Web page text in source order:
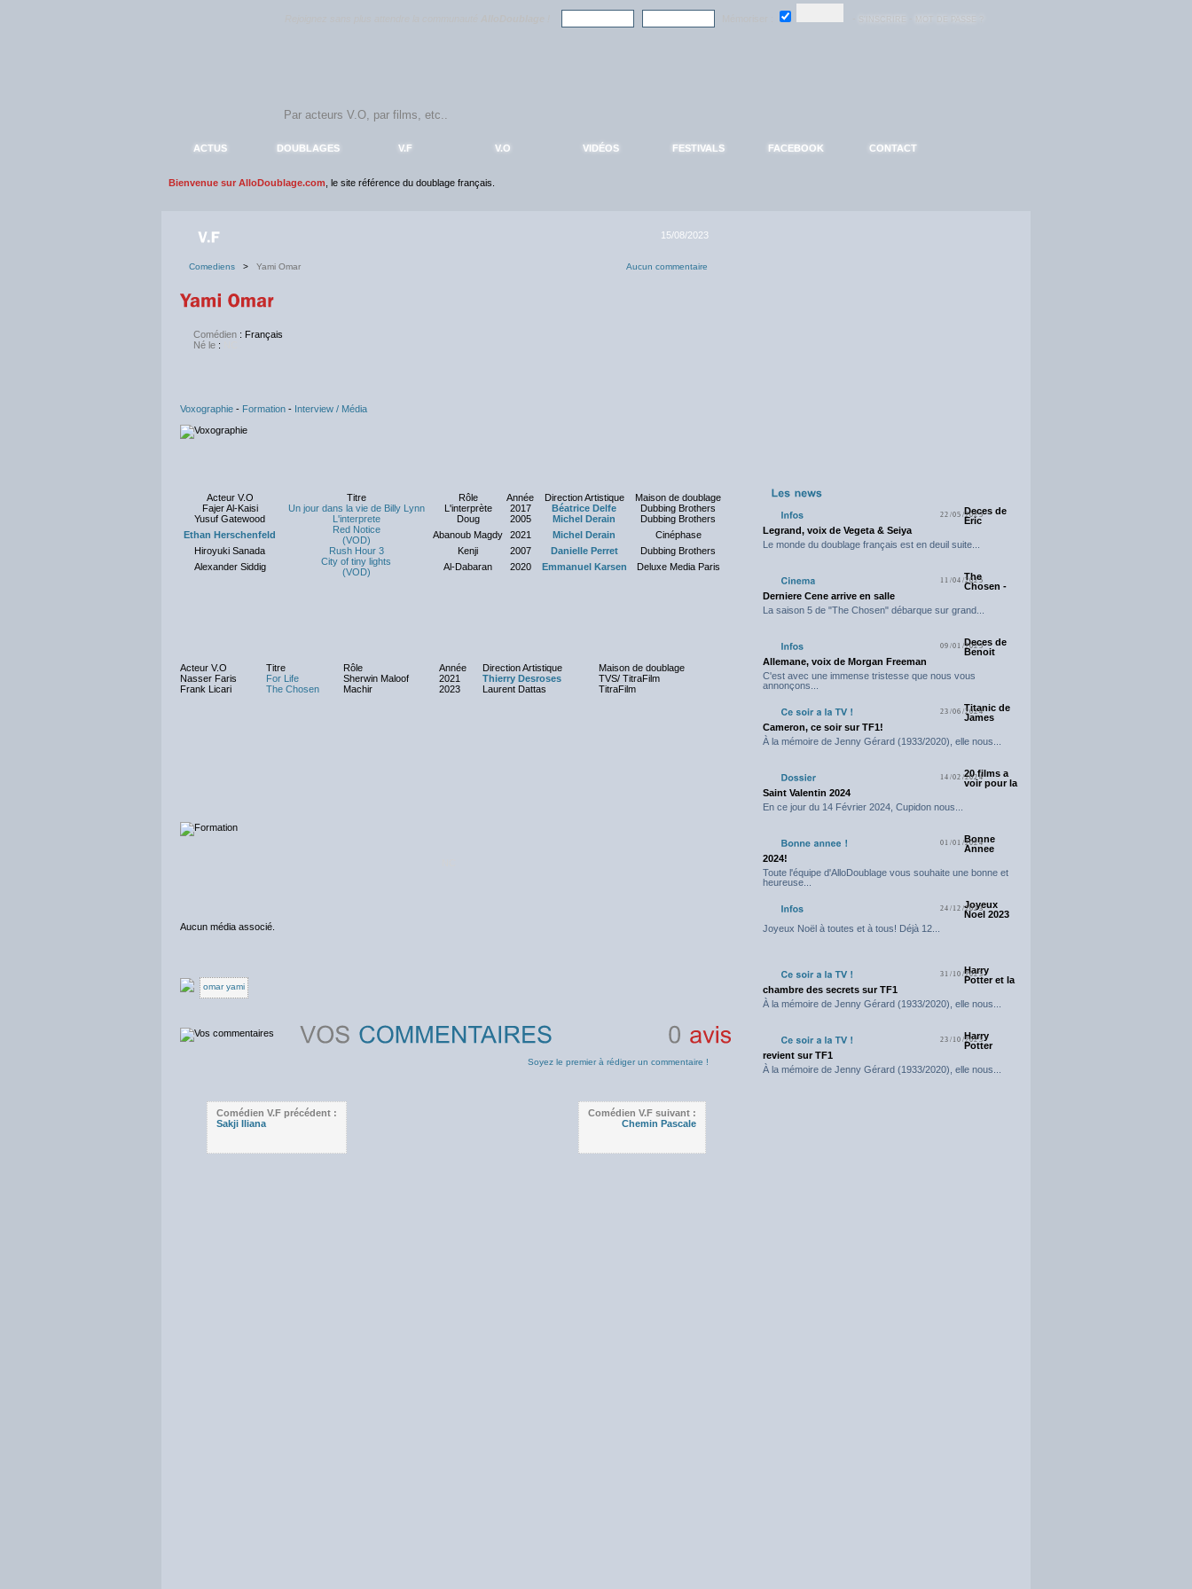
ACTUS DOUBLAGES V.F V.O VIDÉOS FESTIVALS FACEBOOK CONTACT
Bienvenue sur AlloDoublage.com , le site référence du doublage français.
15/08/2023
Comediens > Yami Omar Aucun commentaire
Comédien : Français
Né le :
Voxographie - Formation - Interview / Média
Acteur V.O Titre Rôle Année Direction Artistique
Maison de doublage
Fajer Al-Kaisi
Un jour dans la vie de Billy Lynn L'interprète 2017 Béatrice Delfe
Dubbing Brothers
Yusuf Gatewood
L'interprete Doug 2005 Michel Derain
Dubbing Brothers
Ethan Herschenfeld
Red Notice
(VOD)
Abanoub Magdy 2021 Michel Derain
Cinéphase
Hiroyuki Sanada
Rush Hour 3 Kenji 2007 Danielle Perret
Dubbing Brothers
Alexander Siddig
City of tiny lights
(VOD)
Al-Dabaran 2020 Emmanuel Karsen Deluxe Media Paris
Acteur V.O Titre Rôle Année Direction Artistique
Maison de doublage
Nasser Faris
For Life Sherwin Maloof 2021 Thierry Desroses
TVS/ TitraFilm
Frank Licari
The Chosen Machir 2023 Laurent Dattas TitraFilm
Aucun média associé.
omar yami
Soyez le premier à rédiger un commentaire !
Comédien V.F précédent :
Sakji Iliana
Comédien V.F suivant :
Chemin Pascale
22/05/2025Deces de
Eric
Legrand, voix de Vegeta & Seiya
Le monde du doublage français est en deuil suite...
11/04/2025
The
Chosen -
Derniere Cene arrive en salle
La saison 5 de "The Chosen" débarque sur grand...
09/01/2025Deces de
Benoit
Allemane, voix de Morgan Freeman
C'est avec une immense tristesse que nous vous
annonçons...
23/06/2024Titanic de
James
Cameron, ce soir sur TF1!
À la mémoire de Jenny Gérard (1933/2020), elle nous...
14/02/202420 films a
voir pour la
Saint Valentin 2024
En ce jour du 14 Février 2024, Cupidon nous...
01/01/2024
Bonne
Annee
2024!
Toute l'équipe d'AlloDoublage vous souhaite une bonne et
heureuse...
24/12/2023
Joyeux
Noel 2023
Joyeux Noël à toutes et à tous! Déjà 12...
31/10/2023
Harry
Potter et la
chambre des secrets sur TF1
À la mémoire de Jenny Gérard (1933/2020), elle nous...
23/10/2023
Harry
Potter
revient sur TF1
À la mémoire de Jenny Gérard (1933/2020), elle nous...